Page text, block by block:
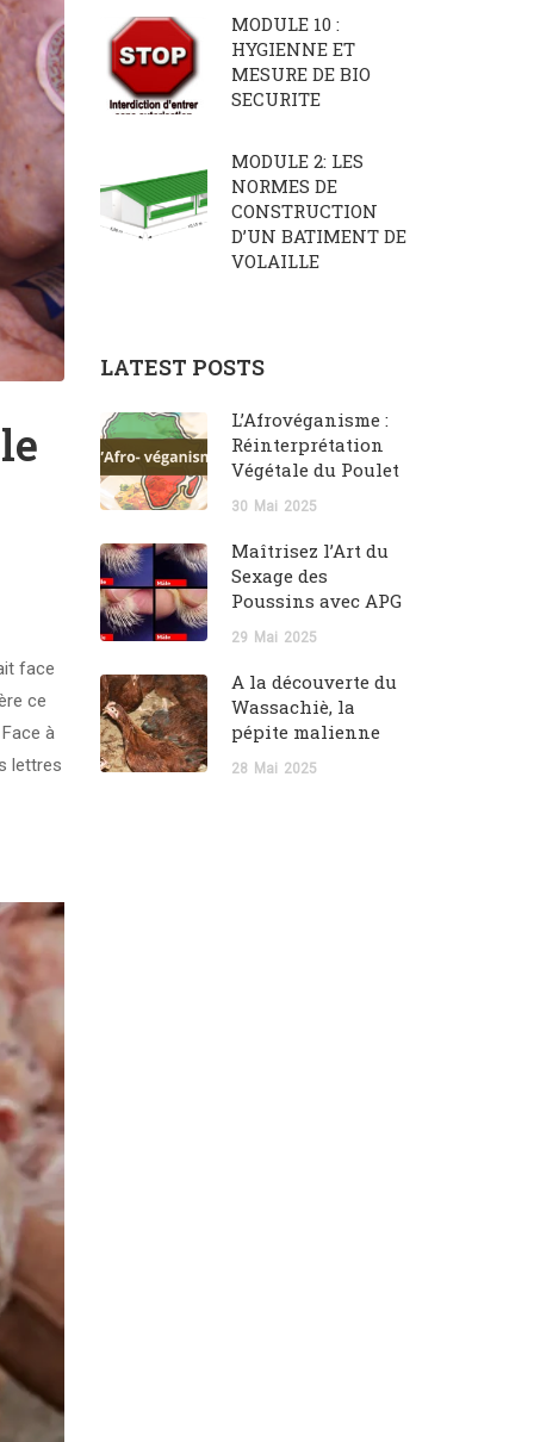
face
ce
à
lettres
MODULE 10 :
HYGIENNE ET
MESURE DE BIO
SECURITE
MODULE 2: LES
NORMES DE
CONSTRUCTION
D’UN BATIMENT DE
VOLAILLE
LATEST POSTS
L’Afrovéganisme :
Réinterprétation
Végétale du Poulet
30 Mai 2025
Maîtrisez l’Art du
Sexage des
Poussins avec APG
29 Mai 2025
A la découverte du
Wassachiè, la
pépite malienne
28 Mai 2025